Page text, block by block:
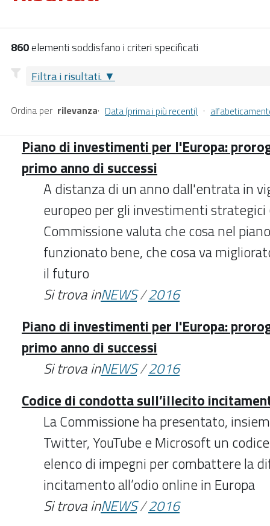
860elementi soddisfano i criteri specificati
Filtra i risultati.
Ordina per rilevanza· Data (prima i più recenti) ·
Piano di investimenti per l'Europa:
primo anno di successi
A distanza di un anno dall'entrata in
europeo per gli investimenti strategici
Commissione valuta che cosa nel
funzionato bene, che cosa va
il futuro
Si trova inNEWS/2016
Piano di investimenti per l'Europa:
primo anno di successi
Si trova inNEWS/2016
Codice di condotta sull’illecito
La Commissione ha presentato,
Twitter, YouTube e Microsoft un
elenco di impegni per combattere la
incitamento all’odio online in Europa
Si trova inNEWS/2016